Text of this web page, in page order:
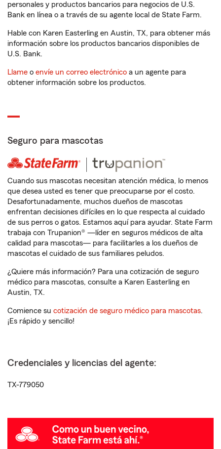
personales y productos bancarios para negocios de U.S.
Bank en línea o a través de su agente local de State Farm.
Hable con Karen Easterling en Austin, TX, para obtener más
información sobre los productos bancarios disponibles de
U.S. Bank.
Llame o envíe un correo electrónico a un agente para
obtener información sobre los productos.
Seguro para mascotas
Cuando sus mascotas necesitan atención médica, lo menos
que desea usted es tener que preocuparse por el costo.
Desafortunadamente, muchos dueños de mascotas
enfrentan decisiones difíciles en lo que respecta al cuidado
de sus perros o gatos. Estamos aquí para ayudar. State Farm
trabaja con Trupanion® —líder en seguros médicos de alta
calidad para mascotas— para facilitarles a los dueños de
mascotas el cuidado de sus familiares peludos.
¿Quiere más información? Para una cotización de seguro
médico para mascotas, consulte a Karen Easterling en
Austin, TX.
Comience su cotización de seguro médico para mascotas.
¡Es rápido y sencillo!
Credenciales y licencias del agente:
TX-779050